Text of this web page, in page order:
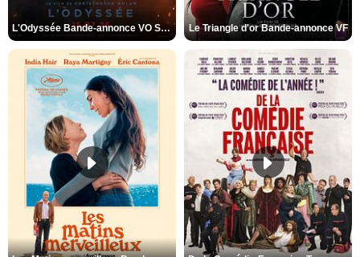
L'Odyssée Bande-annonce VO STFR Le Triangle d'or Bande-annonce VF